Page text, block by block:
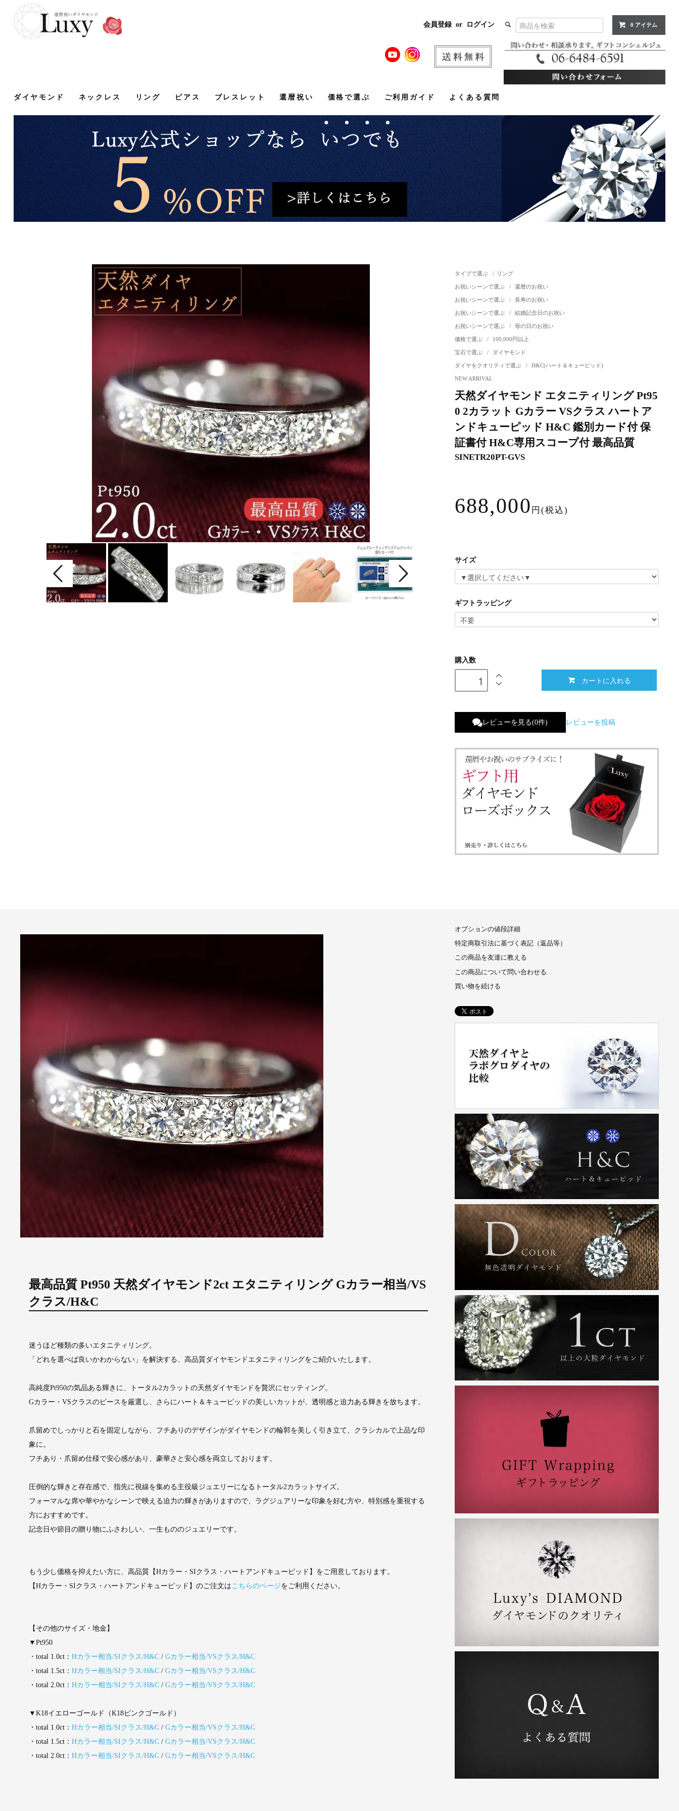
会員登録 or ログイン 0 アイテム
ダイヤモンド ネックレス リング ピアス ブレスレット 還暦祝い 価格で選ぶ ご利用ガイド よくある質問
タイプで選ぶ / リング
お祝いシーンで選ぶ / 還暦のお祝い
お祝いシーンで選ぶ / 長寿のお祝い
お祝いシーンで選ぶ / 結婚記念日のお祝い
お祝いシーンで選ぶ / 母の日のお祝い
価格で選ぶ / 100,000円以上
宝石で選ぶ / ダイヤモンド
ダイヤをクオリティで選ぶ / H&C(ハート＆キューピッド)
NEW ARRIVAL
天然ダイヤモンド エタニティリング Pt95
0 2カラット Gカラー VSクラス ハートア
ンドキューピッド H&C 鑑別カード付 保
証書付 H&C専用スコープ付 最高品質
SINETR20PT-GVS
688,000 円(税込)
サイズ
ギフトラッピング
購入数
カートに入れる
レビューを見る(0件) レビューを投稿
最高品質 Pt950 天然ダイヤモンド2ct エタニティリング Gカラー相当/VS
クラス/H&C
迷うほど種類の多いエタニティリング。
「どれを選べば良いかわからない」を解決する、高品質ダイヤモンドエタニティリングをご紹介いたします。
高純度Pt950の気品ある輝きに、トータル2カラットの天然ダイヤモンドを贅沢にセッティング。
Gカラー・VSクラスのピースを厳選し、さらにハート＆キューピッドの美しいカットが、透明感と迫力ある輝きを放ちます。
爪留めでしっかりと石を固定しながら、フチありのデザインがダイヤモンドの輪郭を美しく引き立て、クラシカルで上品な印
象に。
フチあり・爪留め仕様で安心感があり、豪華さと安心感を両立しております。
圧倒的な輝きと存在感で、指先に視線を集める主役級ジュエリーになるトータル2カラットサイズ。
フォーマルな席や華やかなシーンで映える迫力の輝きがありますので、ラグジュアリーな印象を好む方や、特別感を重視する
方におすすめです。
記念日や節目の贈り物にふさわしい、一生もののジュエリーです。
もう少し価格を抑えたい方に、高品質【Hカラー・SIクラス・ハートアンドキューピッド】をご用意しております。
【Hカラー・SIクラス・ハートアンドキューピッド】のご注文は こちらのページをご利用ください。
【その他のサイズ・地金】
▼Pt950
・total 1.0ct： Hカラー相当/SIクラス/H&C/ Gカラー相当/VSクラス/H&C
・total 1.5ct： Hカラー相当/SIクラス/H&C/ Gカラー相当/VSクラス/H&C
・total 2.0ct： Hカラー相当/SIクラス/H&C/ Gカラー相当/VSクラス/H&C
▼K18イエローゴールド（K18ピンクゴールド）
・total 1.0ct： Hカラー相当/SIクラス/H&C/ Gカラー相当/VSクラス/H&C
・total 1.5ct： Hカラー相当/SIクラス/H&C/ Gカラー相当/VSクラス/H&C
・total 2.0ct： Hカラー相当/SIクラス/H&C/ Gカラー相当/VSクラス/H&C
オプションの値段詳細
特定商取引法に基づく表記（返品等）
この商品を友達に教える
この商品について問い合わせる
買い物を続ける